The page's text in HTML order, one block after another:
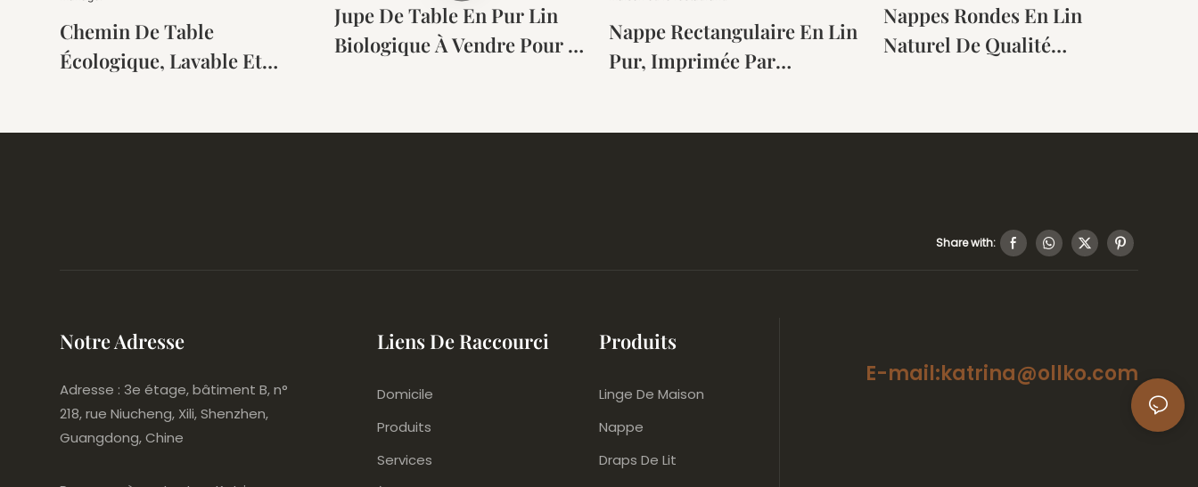
Chemin De Table
Écologique, Lavable Et
Jupe De Table En Pur Lin
Biologique À Vendre Pour La
Nappe Rectangulaire En Lin
Pur, Imprimée Par
Nappes Rondes En Lin
Naturel De Qualité
Share with:
Notre Adresse
Adresse : 3e étage, bâtiment B, n°
218, rue Niucheng, Xili, Shenzhen,
Guangdong, Chine
Liens De Raccourci
Domicile
Produits
Services
Produits
Linge De Maison
Nappe
Draps De Lit
E-mail:katrina@ollko.com